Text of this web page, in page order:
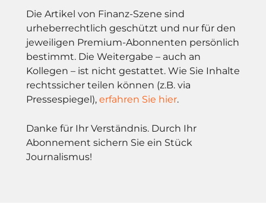
Die Artikel von Finanz-Szene sind
urheberrechtlich geschützt und nur für den
jeweiligen Premium-Abonnenten persönlich
bestimmt. Die Weitergabe – auch an
Kollegen – ist nicht gestattet. Wie Sie Inhalte
rechtssicher teilen können (z.B. via
Pressespiegel), erfahren Sie hier.
Danke für Ihr Verständnis. Durch Ihr
Abonnement sichern Sie ein Stück
Journalismus!